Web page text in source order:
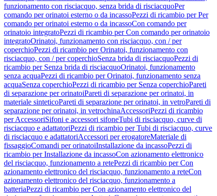
funzionamento con risciacquo, senza brida di risciacquoPer
comando per orinatoi esterno o da incassoPezzi di ricambio per Per
comando per orinatoi esterno o da incassoCon comando per
orinatoio integratoPezzi di ricambio per Con comando per orinatoio
integratoOrinatoi, funzionamento con risciacquo, con / per
coperchioPezzi di ricambio per Orinatoi, funzionamento con
risciacquo, con / per coperchioSenza brida di risciacquoPezzi di
ricambio per Senza brida di risciacquoOrinatoi, funzionamento
senza acquaPezzi di ricambio per Orinatoi, funzionamento senza
acquaSenza coperchioPezzi di ricambio per Senza coperchioPareti
di separazione per orinatoiPareti di separazione per orinatoi, in
materiale sinteticoPareti di separazione per orinatoi, in vetroPareti di
separazione per orinatoi, in vetrochinaAccessoriPezzi di ricambio
per AccessoriSifoni e accessori sifoneTubi di risciacquo, curve di
risciacquo e adattatoriPezzi di ricambio per Tubi di risciacquo, curve
di risciacquo e adattatoriAccessori per erogatoreMateriale di
fissaggioComandi per orinatoiInstallazione da incassoPezzi di
ricambio per Installazione da incassoCon azionamento elettronico
del risciacquo, funzionamento a retePezzi di ricambio per Con
azionamento elettronico del risciacquo, funzionamento a reteCon
azionamento elettronico del risciacquo, funzionamento a
batteriaPezzi di ricambio per Con azionamento elettronico del